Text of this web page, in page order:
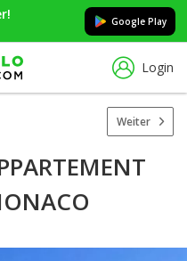
Google Play
Login
Weiter